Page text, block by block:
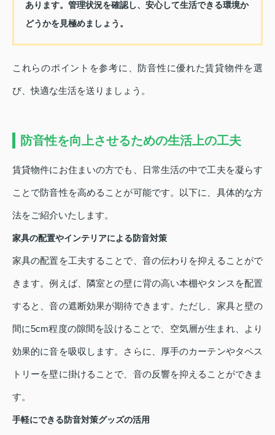
あります。管理状況を確認し、安心して生活できる環境か
どうかを見極めましょう。
これらのポイントを参考に、防音性に優れた賃貸物件を選
び、快適な生活を送りましょう。
防音性を向上させるための生活上の工夫
賃貸物件にお住まいの方でも、日常生活の中で工夫を凝らす
ことで防音性を高めることが可能です。以下に、具体的な方
法をご紹介いたします。
家具の配置やインテリアによる防音対策
家具の配置を工夫することで、音の伝わりを抑えることがで
きます。例えば、隣室との壁に背の高い本棚やタンスを配置
すると、音の遮断効果が期待できます。ただし、家具と壁の
間に5cm程度の隙間を設けることで、空気層が生まれ、より
効果的に音を吸収します。さらに、厚手のカーテンやタペス
トリーを壁に掛けることで、音の反響を抑えることができま
す。
手軽にできる防音対策グッズの活用